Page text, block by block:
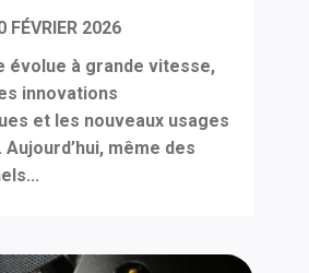
FÉVRIER 2026
évolue à grande vitesse,
innovations
et les nouveaux usages
même des